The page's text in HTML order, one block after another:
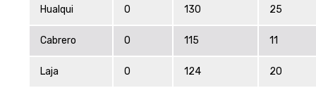
Hualqui 0 130 25
Cabrero 0 115 11
Laja 0 124 20